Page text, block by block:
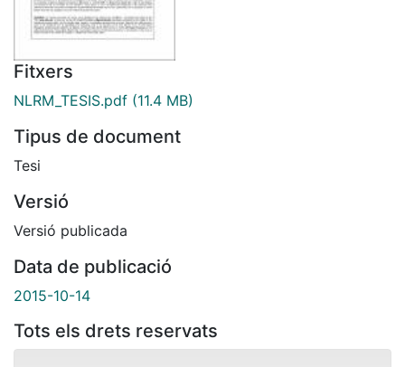
Fitxers
NLRM_TESIS.pdf (11.4 MB)
Tipus de document
Tesi
Versió
Versió publicada
Data de publicació
2015-10-14
Tots els drets reservats